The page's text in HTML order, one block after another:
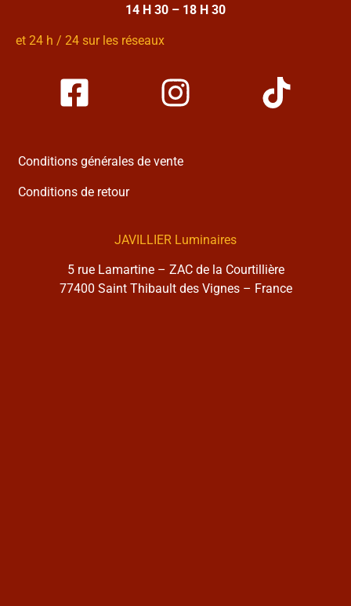
14 H 30 – 18 H 30
et 24 h / 24 sur les réseaux
Conditions générales de vente
Conditions de retour
JAVILLIER Luminaires
5 rue Lamartine – ZAC de la Courtillière
77400 Saint Thibault des Vignes – France